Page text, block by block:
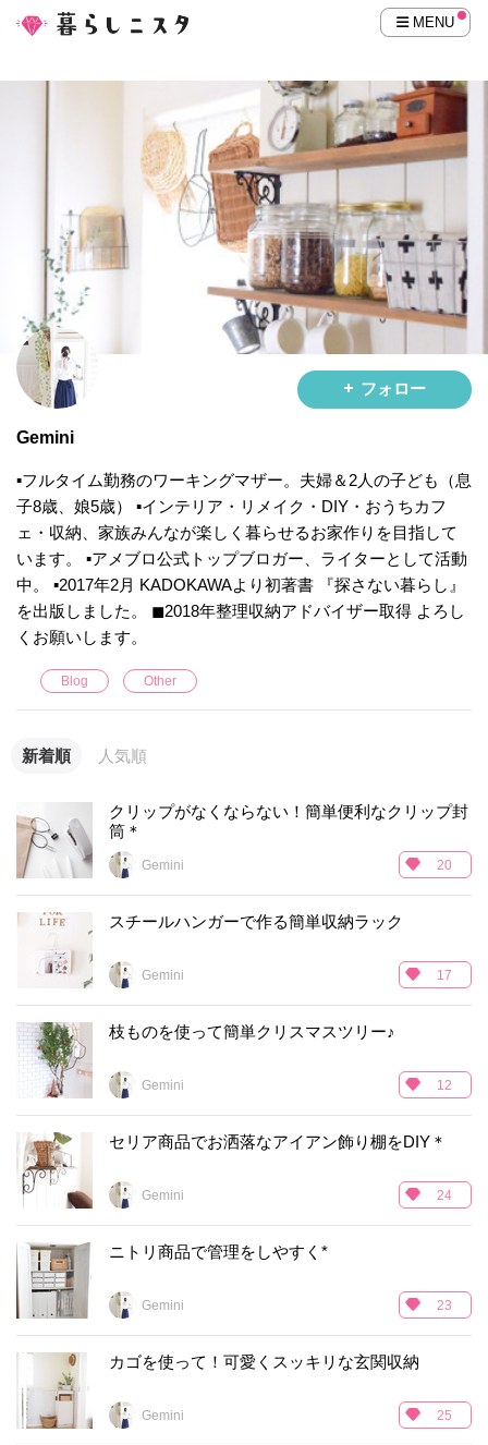
MENU
フォロー
Gemini
▪️フルタイム勤務のワーキングマザー。夫婦＆2人の子ども（息
子8歳、娘5歳） ▪️インテリア・リメイク・DIY・おうちカフ
ェ・収納、家族みんなが楽しく暮らせるお家作りを目指して
います。 ▪️アメブロ公式トップブロガー、ライターとして活動
中。 ▪️2017年2月 KADOKAWAより初著書 『探さない暮らし』
を出版しました。 ◼︎2018年整理収納アドバイザー取得 よろし
くお願いします。
Blog Other
新着順 人気順
クリップがなくならない！簡単便利なクリップ封
筒＊
Gemini 20
スチールハンガーで作る簡単収納ラック
Gemini 17
枝ものを使って簡単クリスマスツリー♪
Gemini 12
セリア商品でお洒落なアイアン飾り棚をDIY＊
Gemini 24
ニトリ商品で管理をしやすく*
Gemini 23
カゴを使って！可愛くスッキリな玄関収納
Gemini 25